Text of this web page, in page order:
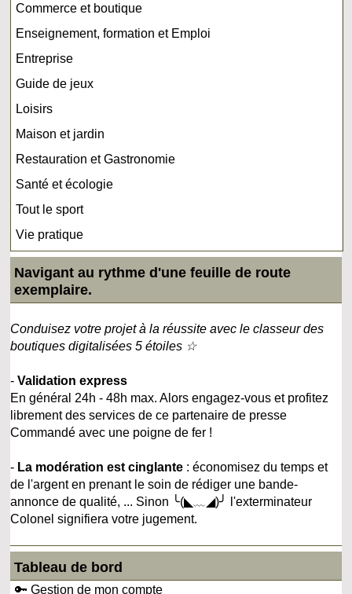
Commerce et boutique
Enseignement, formation et Emploi
Entreprise
Guide de jeux
Loisirs
Maison et jardin
Restauration et Gastronomie
Santé et écologie
Tout le sport
Vie pratique
Navigant au rythme d'une feuille de route
exemplaire.
Conduisez votre projet à la réussite avec le classeur des
boutiques digitalisées 5 étoiles ☆
-Validation express
En général 24h - 48h max. Alors engagez-vous et profitez
librement des services de ce partenaire de presse
Commandé avec une poigne de fer !
- La modération est cinglante : économisez du temps et
de l'argent en prenant le soin de rédiger une bande-
annonce de qualité, ... Sinon ╰(◣﹏◢)╯ l'exterminateur
Colonel signifiera votre jugement.
Tableau de bord
🔑 Gestion de mon compte